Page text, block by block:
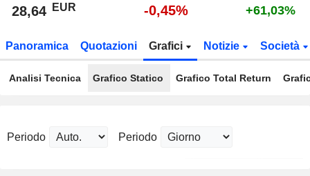
28,64 EUR -0,45% +61,03%
Panoramica Quotazioni Grafici Notizie Società
Analisi Tecnica Grafico Statico Grafico Total Return
Periodo Periodo